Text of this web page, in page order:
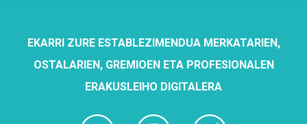
EKARRI ZURE ESTABLEZIMENDUA MERKATARIEN,
OSTALARIEN, GREMIOEN ETA PROFESIONALEN
ERAKUSLEIHO DIGITALERA